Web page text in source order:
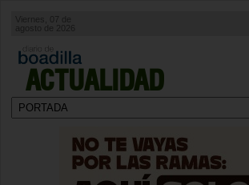
ACTUALIDAD
agosto de 2026